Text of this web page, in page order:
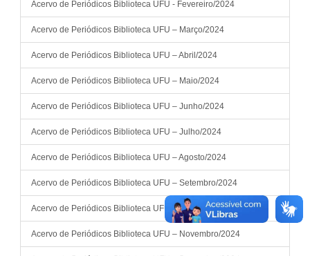
Acervo de Periódicos Biblioteca UFU - Fevereiro/2024
Acervo de Periódicos Biblioteca UFU – Março/2024
Acervo de Periódicos Biblioteca UFU – Abril/2024
Acervo de Periódicos Biblioteca UFU – Maio/2024
Acervo de Periódicos Biblioteca UFU – Junho/2024
Acervo de Periódicos Biblioteca UFU – Julho/2024
Acervo de Periódicos Biblioteca UFU – Agosto/2024
Acervo de Periódicos Biblioteca UFU – Setembro/2024
Acervo de Periódicos Biblioteca UFU – Outubro/2024
Acervo de Periódicos Biblioteca UFU – Novembro/2024